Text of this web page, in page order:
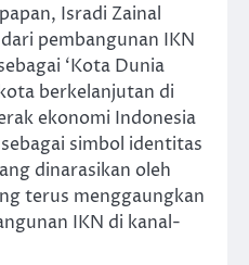
Isradi Zainal
pembangunan IKN
‘Kota Dunia
berkelanjutan di
ekonomi Indonesia
simbol identitas
dinarasikan oleh
terus menggaungkan
IKN di kanal-